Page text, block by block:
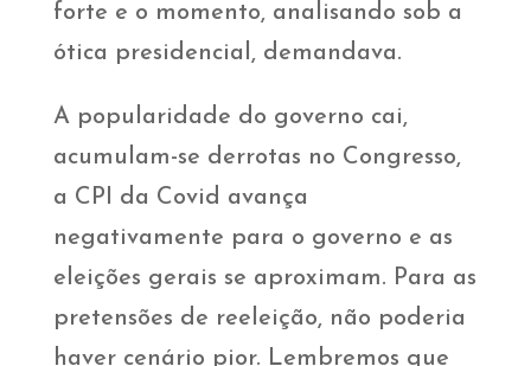
forte e o momento, analisando sob a
ótica presidencial, demandava.
A popularidade do governo cai,
acumulam-se derrotas no Congresso,
a CPI da Covid avança
negativamente para o governo e as
eleições gerais se aproximam. Para as
pretensões de reeleição, não poderia
haver cenário pior. Lembremos que